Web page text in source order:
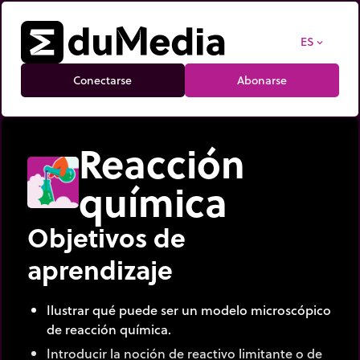
ES expand_more
Conectarse Abonarse
Reacción
química
Objetivos de
aprendizaje
Ilustrar qué puede ser un modelo microscópico
de reacción química.
Introducir la noción de reactivo limitante o de